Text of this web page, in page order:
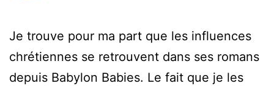
Je trouve pour ma part que les influences
chrétiennes se retrouvent dans ses romans
depuis Babylon Babies. Le fait que je les